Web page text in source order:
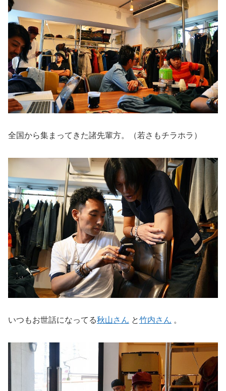
全国から集まってきた諸先輩方。（若さもチラホラ）
いつもお世話になってる秋山さん と竹内さん 。